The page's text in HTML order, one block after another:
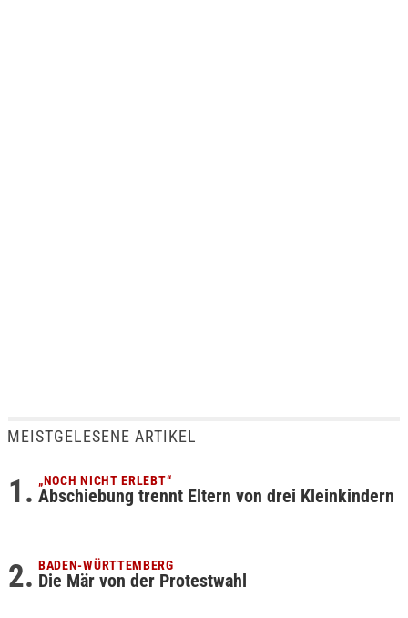
MEISTGELESENE ARTIKEL
„NOCH NICHT ERLEBT“
Abschiebung trennt Eltern von drei Kleinkindern
BADEN-WÜRTTEMBERG
Die Mär von der Protestwahl